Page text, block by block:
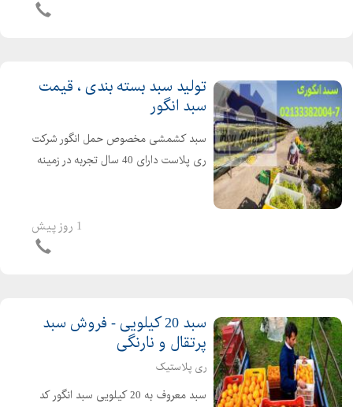
تولید سبد بسته بندی ، قیمت
سبد انگور
سبد کشمشی مخصوص حمل انگور شرکت
ری پلاست دارای 40 سال تجربه در زمینه
انواع سبد صنعتی انواع سبد میوه قفس
1 روز پیش
سبد 20 کیلویی - فروش سبد
پرتقال و نارنگی
ری پلاستیک
سبد معروف به 20 کیلویی سبد انگور کد